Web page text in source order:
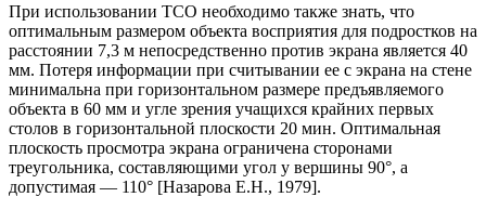
При использовании ТСО необходимо также знать, что
оптимальным размером объекта восприятия для подростков на
расстоянии 7,3 м непосредственно против экрана является 40
мм. Потеря информации при считывании ее с экрана на стене
минимальна при горизонтальном размере предъявляемого
объекта в 60 мм и угле зрения учащихся крайних первых
столов в горизонтальной плоскости 20 мин. Оптимальная
плоскость просмотра экрана ограничена сторонами
треугольника, составляющими угол у вершины 90°, а
допустимая — 110° [Назарова Е.Н., 1979].